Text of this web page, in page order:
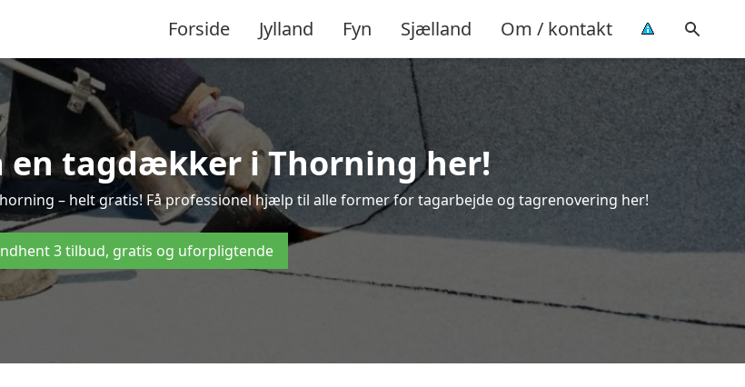
Forside Jylland Fyn Sjælland Om / kontakt
en tagdækker i Thorning her!
– helt gratis! Få professionel hjælp til alle former for tagarbejde og tagrenovering her!
3 tilbud, gratis og uforpligtende